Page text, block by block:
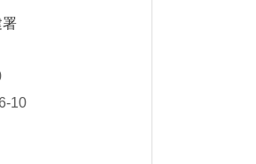
署
10